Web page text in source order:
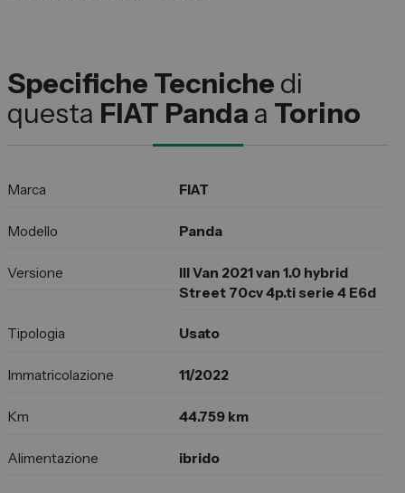
Specifiche Tecniche di
questa FIAT Panda a Torino
Marca FIAT
Modello Panda
Versione
III Van 2021 van 1.0 hybrid
Street 70cv 4p.ti serie 4 E6d
Tipologia Usato
Immatricolazione 11/2022
Km 44.759 km
Alimentazione ibrido